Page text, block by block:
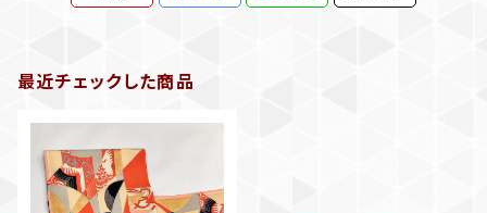
最近チェックした商品